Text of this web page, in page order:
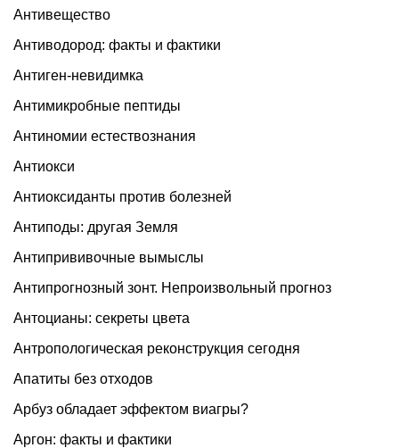
Антивещество
Антиводород: факты и фактики
Антиген-невидимка
Антимикробные пептиды
Антиномии естествознания
Антиокси
Антиоксиданты против болезней
Антиподы: другая Земля
Антипрививочные вымыслы
Антипрогнозный зонт. Непроизвольный прогноз
Антоцианы: секреты цвета
Антропологическая реконструкция сегодня
Апатиты без отходов
Арбуз обладает эффектом виагры?
Аргон: факты и фактики